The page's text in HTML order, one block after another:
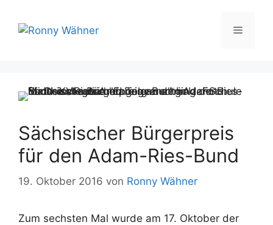
Inhalt
springen
Menü
Sächsischer Bürgerpreis
für den Adam-Ries-Bund
19. Oktober 2016 von Ronny Wähner
Zum sechsten Mal wurde am 17. Oktober der